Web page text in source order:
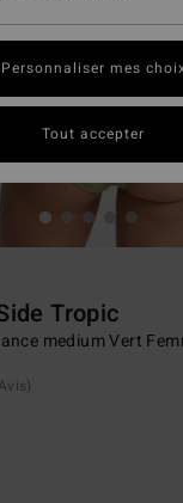
Tropic
medium Vert
Personnaliser mes
Tout accepter